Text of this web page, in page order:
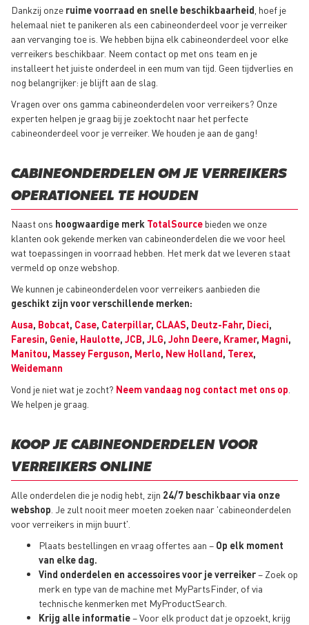
Dankzij onze ruime voorraad en snelle beschikbaarheid , hoef je
helemaal niet te panikeren als een cabineonderdeel voor je verreiker
aan vervanging toe is. We hebben bijna elk cabineonderdeel voor elke
verreikers beschikbaar. Neem contact op met ons team en je
installeert het juiste onderdeel in een mum van tijd. Geen tijdverlies en
nog belangrijker: je blijft aan de slag.
Vragen over ons gamma cabineonderdelen voor verreikers? Onze
experten helpen je graag bij je zoektocht naar het perfecte
cabineonderdeel voor je verreiker. We houden je aan de gang!
CABINEONDERDELEN OM JE VERREIKERS
OPERATIONEEL TE HOUDEN
Naast ons hoogwaardige merk TotalSource bieden we onze
klanten ook gekende merken van cabineonderdelen die we voor heel
wat toepassingen in voorraad hebben. Het merk dat we leveren staat
vermeld op onze webshop.
We kunnen je cabineonderdelen voor verreikers aanbieden die
geschikt zijn voor verschillende merken:
Ausa, Bobcat, Case, Caterpillar, CLAAS, Deutz-Fahr, Dieci,
Faresin, Genie, Haulotte, JCB, JLG, John Deere, Kramer, Magni,
Manitou, Massey Ferguson, Merlo, New Holland, Terex,
Weidemann
Vond je niet wat je zocht? Neem vandaag nog contact met ons op
We helpen je graag.
KOOP JE CABINEONDERDELEN VOOR
VERREIKERS ONLINE
Alle onderdelen die je nodig hebt, zijn 24/7 beschikbaar via onze
webshop . Je zult nooit meer moeten zoeken naar 'cabineonderdelen
voor verreikers in mijn buurt'.
Plaats bestellingen en vraag offertes aan – Op elk moment
van elke dag.
Vind onderdelen en accessoires voor je verreiker– Zoek op
merk en type van de machine met MyPartsFinder, of via
technische kenmerken met MyProductSearch.
Krijg alle informatie– Voor elk product dat je opzoekt, krijg